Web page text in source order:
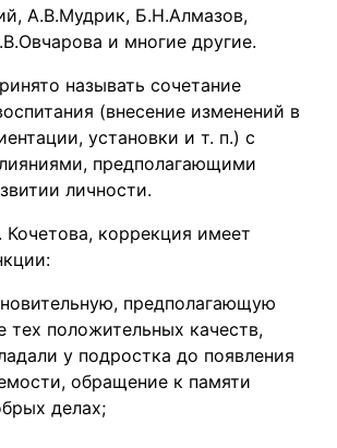
А.В.Мудрик, Б.Н.Алмазов,
и многие другие.
называть сочетание
(внесение изменений в
установки и т. п.) с
предполагающими
личности.
коррекция имеет
предполагающую
тех положительных качеств,
у подростка до появления
обращение к памяти
делах;